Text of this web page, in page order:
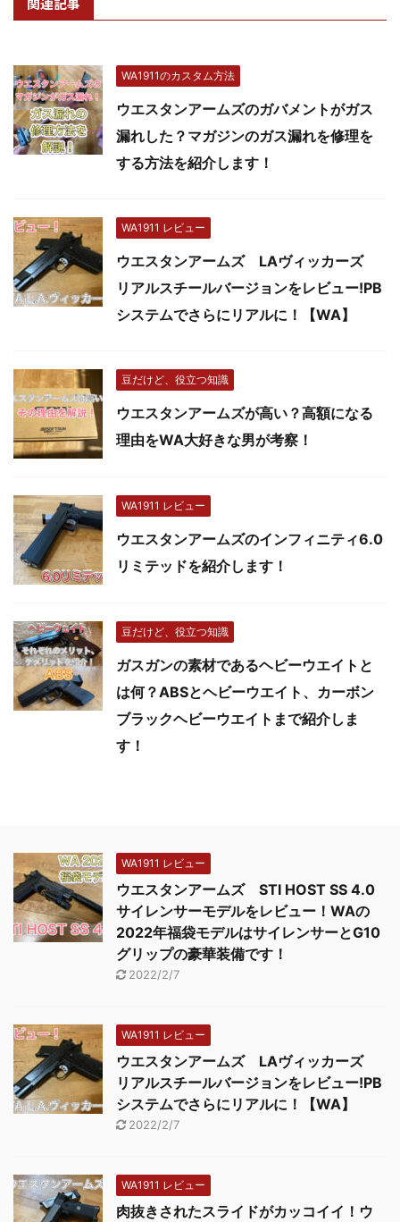
WA1911のカスタム方法
ウエスタンアームズのガバメントがガス
漏れした？マガジンのガス漏れを修理を
する方法を紹介します！
WA1911 レビュー
ウエスタンアームズ LAヴィッカーズ
リアルスチールバージョンをレビュー!PB
システムでさらにリアルに！【WA】
豆だけど、役立つ知識
ウエスタンアームズが高い？高額になる
理由をWA大好きな男が考察！
WA1911 レビュー
ウエスタンアームズのインフィニティ6.0
リミテッドを紹介します！
豆だけど、役立つ知識
ガスガンの素材であるヘビーウエイトと
は何？ABSとヘビーウエイト、カーボン
ブラックヘビーウエイトまで紹介しま
す！
WA1911 レビュー
ウエスタンアームズ STI HOST SS 4.0
サイレンサーモデルをレビュー！WAの
2022年福袋モデルはサイレンサーとG10
グリップの豪華装備です！
2022/2/7
WA1911 レビュー
ウエスタンアームズ LAヴィッカーズ
リアルスチールバージョンをレビュー!PB
システムでさらにリアルに！【WA】
2022/2/7
WA1911 レビュー
肉抜きされたスライドがカッコイイ！ウ